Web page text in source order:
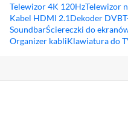
Telewizor 4K 120HzTelewizor
Kabel HDMI 2.1Dekoder
SoundbarŚciereczki do
Organizer kabliKlawiatura do